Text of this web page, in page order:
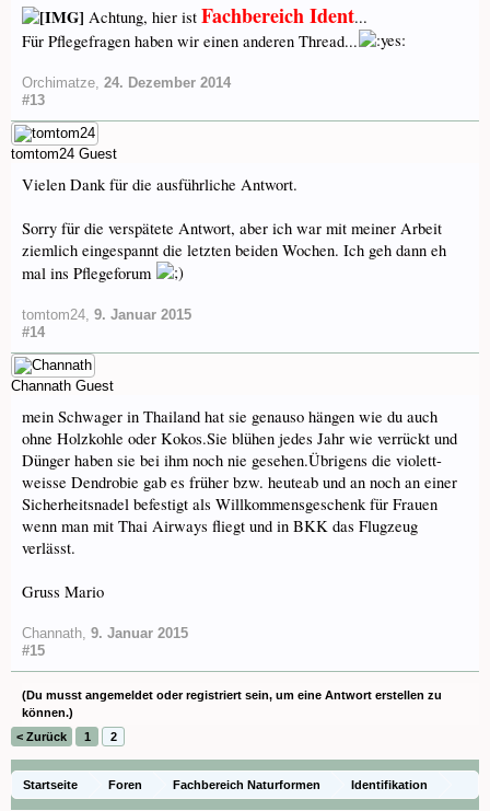
Achtung, hier ist Fachbereich Ident...
Für Pflegefragen haben wir einen anderen Thread...
Orchimatze, 24. Dezember 2014
#13
tomtom24 Guest
Vielen Dank für die ausführliche Antwort.
Sorry für die verspätete Antwort, aber ich war mit meiner Arbeit
ziemlich eingespannt die letzten beiden Wochen. Ich geh dann eh
mal ins Pflegeforum
tomtom24, 9. Januar 2015
#14
Channath Guest
mein Schwager in Thailand hat sie genauso hängen wie du auch
ohne Holzkohle oder Kokos.Sie blühen jedes Jahr wie verrückt und
Dünger haben sie bei ihm noch nie gesehen.Übrigens die violett-
weisse Dendrobie gab es früher bzw. heuteab und an noch an einer
Sicherheitsnadel befestigt als Willkommensgeschenk für Frauen
wenn man mit Thai Airways fliegt und in BKK das Flugzeug
verlässt.
Gruss Mario
Channath, 9. Januar 2015
#15
(Du musst angemeldet oder registriert sein, um eine Antwort erstellen zu
können.)
< Zurück
1 2
Startseite Foren Fachbereich Naturformen Identifikation